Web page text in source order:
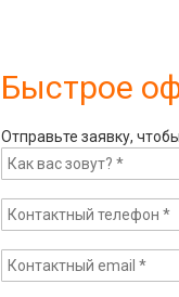
Быстрое
Отправьте заявку,